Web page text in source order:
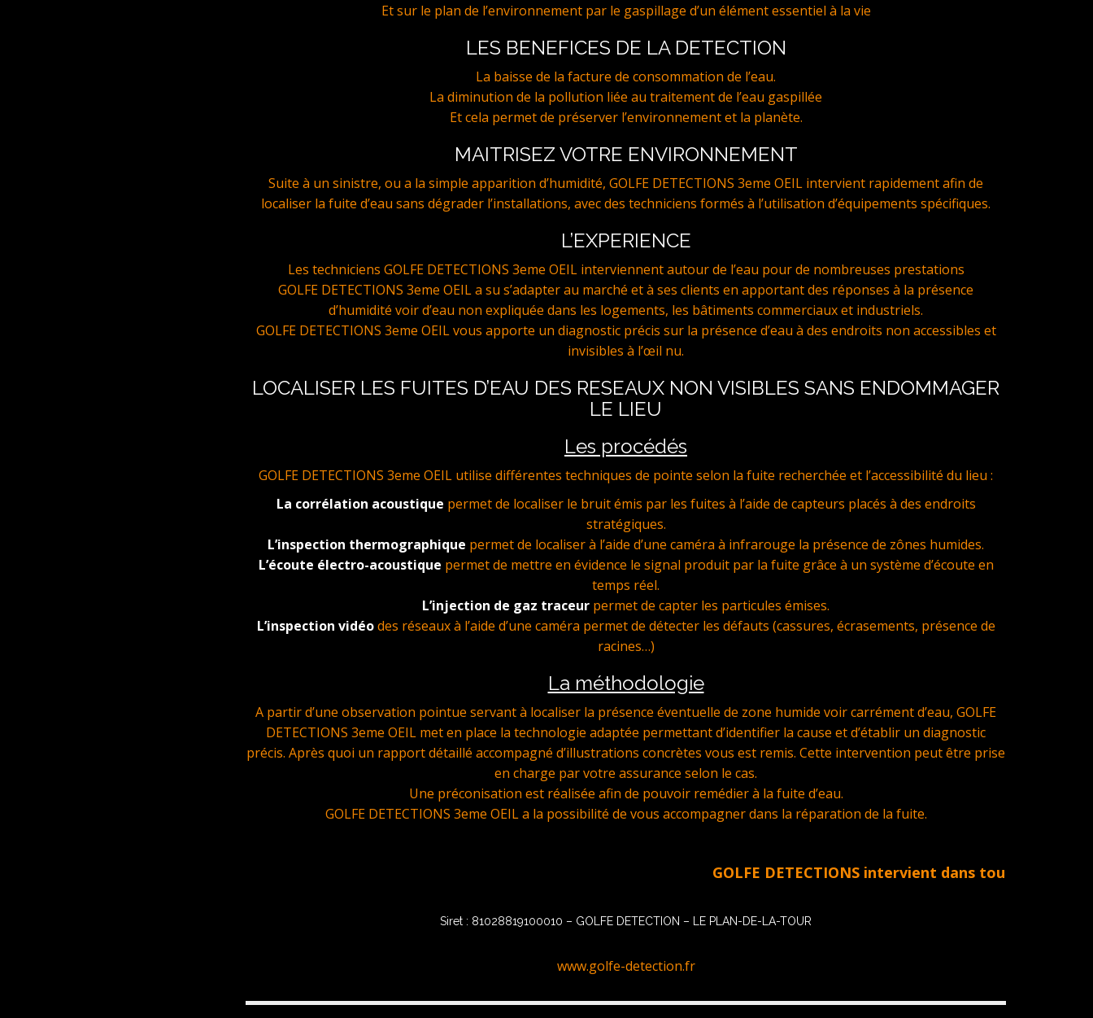
Et sur le plan de l’environnement par le gaspillage d’un élément essentiel à la vie
LES BENEFICES DE LA DETECTION
La baisse de la facture de consommation de l’eau.
La diminution de la pollution liée au traitement de l’eau gaspillée
Et cela permet de préserver l’environnement et la planète.
MAITRISEZ VOTRE ENVIRONNEMENT
Suite à un sinistre, ou a la simple apparition d’humidité, GOLFE DETECTIONS 3eme OEIL intervient rapidement afin de
localiser la fuite d’eau sans dégrader l’installations, avec des techniciens formés à l’utilisation d’équipements spécifiques.
L’EXPERIENCE
Les techniciens GOLFE DETECTIONS 3eme OEIL interviennent autour de l’eau pour de nombreuses prestations
GOLFE DETECTIONS 3eme OEIL a su s’adapter au marché et à ses clients en apportant des réponses à la présence
d’humidité voir d’eau non expliquée dans les logements, les bâtiments commerciaux et industriels.
GOLFE DETECTIONS 3eme OEIL vous apporte un diagnostic précis sur la présence d’eau à des endroits non accessibles et
invisibles à l’œil nu.
LOCALISER LES FUITES D’EAU DES RESEAUX NON VISIBLES SANS ENDOMMAGER
LE LIEU
Les procédés
GOLFE DETECTIONS 3eme OEIL utilise différentes techniques de pointe selon la fuite recherchée et l’accessibilité du lieu :
La corrélation acoustique permet de localiser le bruit émis par les fuites à l’aide de capteurs placés à des endroits
stratégiques.
L’inspection thermographique permet de localiser à l’aide d’une caméra à infrarouge la présence de zônes humides.
L’écoute électro-acoustique permet de mettre en évidence le signal produit par la fuite grâce à un système d’écoute en
temps réel.
L’injection de gaz traceur permet de capter les particules émises.
L’inspection vidéodes réseaux à l’aide d’une caméra permet de détecter les défauts (cassures, écrasements, présence de
racines…)
La méthodologie
A partir d’une observation pointue servant à localiser la présence éventuelle de zone humide voir carrément d’eau, GOLFE
DETECTIONS 3eme OEIL met en place la technologie adaptée permettant d’identifier la cause et d’établir un diagnostic
précis. Après quoi un rapport détaillé accompagné d’illustrations concrètes vous est remis. Cette intervention peut être prise
en charge par votre assurance selon le cas.
Une préconisation est réalisée afin de pouvoir remédier à la fuite d’eau.
GOLFE DETECTIONS 3eme OEIL a la possibilité de vous accompagner dans la réparation de la fuite.
GOLFE DETECTIONS intervient dans tout le Golfe de St
Siret : 81028819100010 – GOLFE DETECTION – LE PLAN-DE-LA-TOUR
www.golfe-detection.fr